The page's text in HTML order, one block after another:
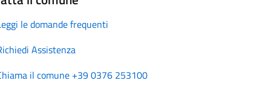
le domande frequenti
Assistenza
il comune +39 0376 253100